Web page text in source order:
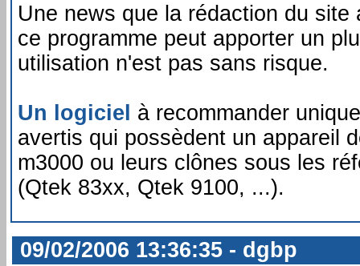
Une news que la rédaction du
ce programme peut apporter un
utilisation n'est pas sans risque.
Un logiciel à recommander
avertis qui possèdent un appareil
m3000 ou leurs clônes sous les
(Qtek 83xx, Qtek 9100, ...).
09/02/2006 13:36:35 - dgbp